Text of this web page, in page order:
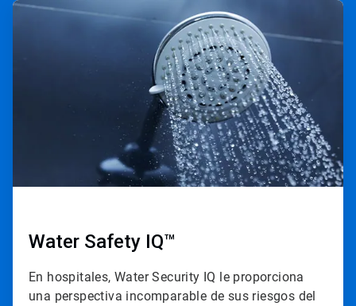
ArticleTile
Water Safety IQ™
En hospitales, Water Security IQ le proporciona
una perspectiva incomparable de sus riesgos del